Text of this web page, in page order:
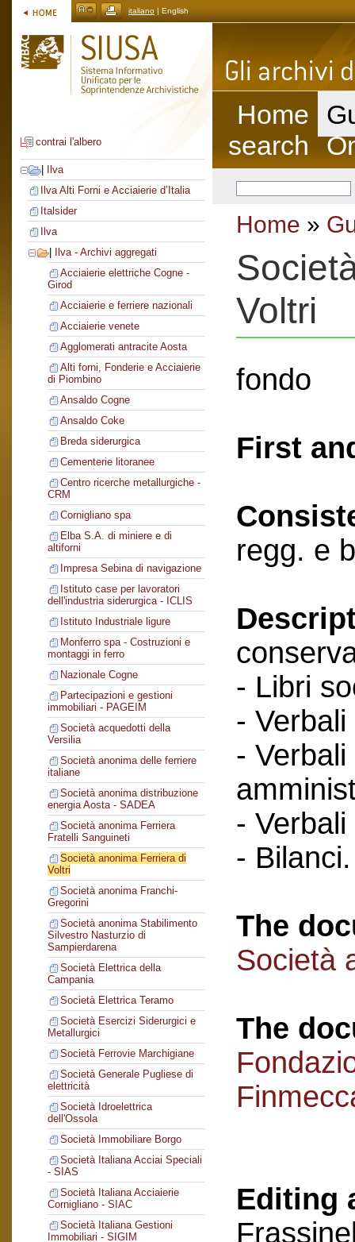
italiano | English
contrai l'albero
Ilva
Ilva Alti Forni e Acciaierie d’Italia
Italsider
Ilva
Ilva - Archivi aggregati
Acciaierie elettriche Cogne -
Girod
Acciaierie e ferriere nazionali
Acciaierie venete
Agglomerati antracite Aosta
Alti forni, Fonderie e Acciaierie
di Piombino
Ansaldo Cogne
Ansaldo Coke
Breda siderurgica
Cementerie litoranee
Centro ricerche metallurgiche -
CRM
Cornigliano spa
Elba S.A. di miniere e di
altiforni
Impresa Sebina di navigazione
Istituto case per lavoratori
dell'industria siderurgica - ICLIS
Istituto Industriale ligure
Monferro spa - Costruzioni e
montaggi in ferro
Nazionale Cogne
Partecipazioni e gestioni
immobiliari - PAGEIM
Società acquedotti della
Versilia
Società anonima delle ferriere
italiane
Società anonima distribuzione
energia Aosta - SADEA
Società anonima Ferriera
Fratelli Sanguineti
Società anonima Ferriera di
Voltri
Società anonima Franchi-
Gregorini
Società anonima Stabilimento
Silvestro Nasturzio di
Sampierdarena
Società Elettrica della
Campania
Società Elettrica Teramo
Società Esercizi Siderurgici e
Metallurgici
Società Ferrovie Marchigiane
Società Generale Pugliese di
elettricità
Società Idroelettrica
dell'Ossola
Società Immobiliare Borgo
Società Italiana Acciai Speciali
- SIAS
Società Italiana Acciaierie
Cornigliano - SIAC
Società Italiana Gestioni
Immobiliari - SIGIM
Home
search
Home »
Voltri
fondo
First
regg. e
- Libri
-
-
-
- Bilanci.
The
Società
The
Editing